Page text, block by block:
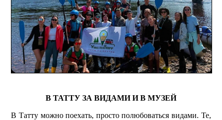
В ТАТТУ ЗА ВИДАМИ И В МУЗЕЙ
В Татту можно поехать, просто полюбоваться видами. Те,